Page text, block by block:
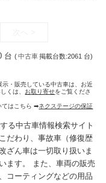
台 (中古車掲載台数:2061 台)
・販売している中古車は、お近
くは、 お取り寄せをご覧くださ
てはこちら ➡ネクステージの保証
る中古車情報検索サイト
だわり、事故車（修復歴
ざん車は一切取り扱いま
ます。 また、車両の販売
コーティングなどの用品